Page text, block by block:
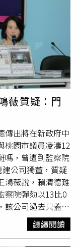
她表示很想試看
己人生體驗似乎
角色剃一次光頭
薩拉馬（Rafa'a
表示薩拉馬喪
方宣稱過去數小
／翻攝自X）戴
多年，也是哈瑪斯
，這場攻擊造成
綁架，戴夫被巴勒
在以色列軍方眼
。以色列證實，
斃哈瑪斯下屬軍
／美聯社）另據
生於加薩走廊汗尤
學士學位，1990
士兵和平民，被
多數時間都待在加
指揮哈馬斯的行
成一隻眼睛被炸
列的空襲中喪
名單。今年5月，
斯最具影響力的人
薇質疑：門
傳出將在新政府中
桃園市議員凌濤12
嗎，曾遭到監察院
公司獨董，質疑
鴻薇說，賴清德難
察院彈劾以13比0
該公司過去只蓋過
就得標全台最貴的
，由建商董事陳金
門神歸位嗎？凌濤
繼續閱讀